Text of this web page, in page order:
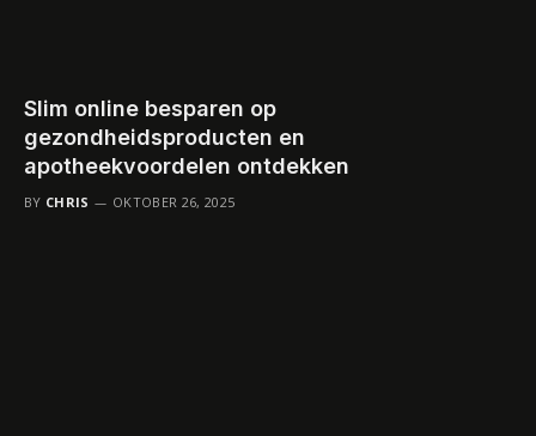
Slim online besparen op
gezondheidsproducten en
apotheekvoordelen ontdekken
BY CHRIS OKTOBER 26, 2025